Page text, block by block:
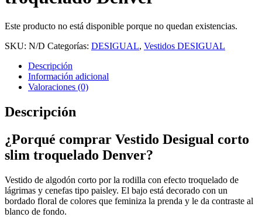
Este producto no está disponible porque no quedan existencias.
SKU: N/D Categorías: DESIGUAL, Vestidos DESIGUAL
Descripción
Información adicional
Valoraciones (0)
Descripción
¿Porqué comprar Vestido Desigual corto
slim troquelado Denver?
Vestido de algodón corto por la rodilla con efecto troquelado de
lágrimas y cenefas tipo paisley. El bajo está decorado con un
bordado floral de colores que feminiza la prenda y le da contraste al
blanco de fondo.